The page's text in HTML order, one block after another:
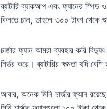
ব্যাটারি ব্যাকআপ এবং ফ্যানের স্পিড
কিনতে চান, তাহলে ৩০০ টাকা থেকে
চার্জার ফ্যান আমরা ব্যবহার করি
নির্ভর করে। ব্যাটারির ক্ষমতা যদি
আবার, অনেক মিনি চার্জার ফ্যান